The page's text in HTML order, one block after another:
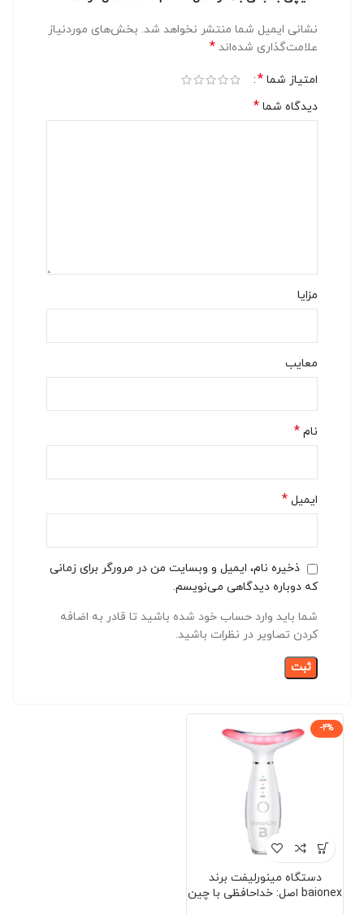
نشانی ایمیل شما منتشر نخواهد شد. بخش‌های موردنیاز
علامت‌گذاری شده‌اند *
امتیاز شما *
دیدگاه شما *
مزایا
معایب
نام *
ایمیل *
ذخیره نام، ایمیل و وبسایت من در مرورگر برای زمانی
که دوباره دیدگاهی می‌نویسم.
شما باید وارد حساب خود شده باشید تا قادر به اضافه
کردن تصاویر در نظرات باشید.
-4%
دستگاه مینورلیفت برند
baionex اصل: خداحافظی با چین